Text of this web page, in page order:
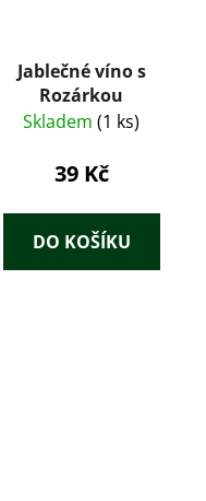
Jablečné víno s
Rozárkou
Skladem (1 ks)
39 Kč
DO KOŠÍKU